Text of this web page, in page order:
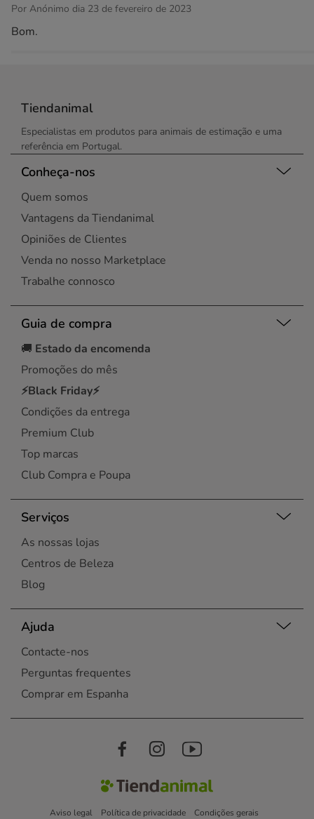
Por Anónimo dia 23 de fevereiro de 2023
Bom.
Tiendanimal
Especialistas em produtos para animais de estimação e uma
referência em Portugal.
Conheça-nos
Quem somos
Vantagens da Tiendanimal
Opiniões de Clientes
Venda no nosso Marketplace
Trabalhe connosco
Guia de compra
🚚 Estado da encomenda
Promoções do mês
⚡Black Friday⚡
Condições da entrega
Premium Club
Top marcas
Club Compra e Poupa
Serviços
As nossas lojas
Centros de Beleza
Blog
Ajuda
Contacte-nos
Perguntas frequentes
Comprar em Espanha
Aviso legal Política de privacidade Condições gerais